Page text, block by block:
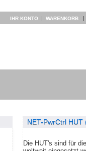
IHR KONTO | WARENKORB
NET-PwrCtrl HUT
Die HUT's sind für